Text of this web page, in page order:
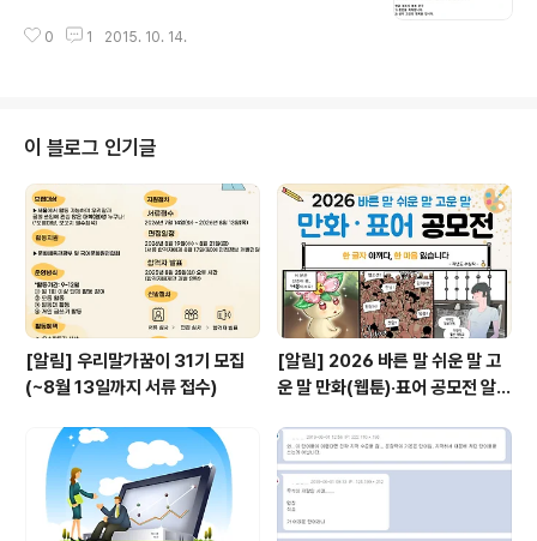
0 1 2015. 10. 14.
이 블로그 인기글
[알림] 우리말가꿈이 31기 모집
(~8월 13일까지 서류 접수)
[알림] 2026 바른 말 쉬운 말 고
운 말 만화(웹툰)·표어 공모전 알림